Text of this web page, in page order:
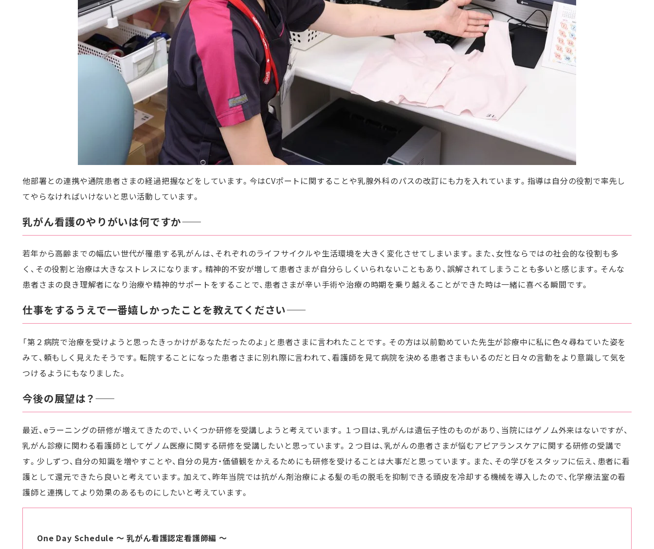
他部署との連携や通院患者さまの経過把握などをしています。今はCVポートに関することや乳腺外科のパスの改訂にも力を入れています。指導は自分の役割で率先し
てやらなければいけないと思い活動しています。
乳がん看護のやりがいは何ですか――
若年から高齢までの幅広い世代が罹患する乳がんは、それぞれのライフサイクルや生活環境を大きく変化させてしまいます。また、女性ならではの社会的な役割も多
く、その役割と治療は大きなストレスになります。精神的不安が増して患者さまが自分らしくいられないこともあり、誤解されてしまうことも多いと感じます。そんな
患者さまの良き理解者になり治療や精神的サポートをすることで、患者さまが辛い手術や治療の時期を乗り越えることができた時は一緒に喜べる瞬間です。
仕事をするうえで一番嬉しかったことを教えてください――
「第２病院で治療を受けようと思ったきっかけがあなただったのよ」と患者さまに言われたことです。その方は以前勤めていた先生が診療中に私に色々尋ねていた姿を
みて、頼もしく見えたそうです。転院することになった患者さまに別れ際に言われて、看護師を見て病院を決める患者さまもいるのだと日々の言動をより意識して気を
つけるようにもなりました。
今後の展望は？――
最近、eラーニングの研修が増えてきたので、いくつか研修を受講しようと考えています。１つ目は、乳がんは遺伝子性のものがあり、当院にはゲノム外来はないですが、
乳がん診療に関わる看護師としてゲノム医療に関する研修を受講したいと思っています。２つ目は、乳がんの患者さまが悩むアピアランスケアに関する研修の受講で
す。少しずつ、自分の知識を増やすことや、自分の見方・価値観をかえるためにも研修を受けることは大事だと思っています。また、その学びをスタッフに伝え、患者に看
護として還元できたら良いと考えています。加えて、昨年当院では抗がん剤治療による髪の毛の脱毛を抑制できる頭皮を冷却する機械を導入したので、化学療法室の看
護師と連携してより効果のあるものにしたいと考えています。
One Day Schedule 〜 乳がん看護認定看護師編 〜